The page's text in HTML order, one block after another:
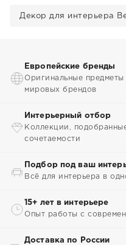
Декор для интерьера
Европейские бренды
Оригинальные
мировых брендов
Интерьерный отбор
Коллекции,
сочетаемости
Подбор под ваш
Всё для интерьера в
15+ лет в интерьере
Опыт работы с
Доставка по России